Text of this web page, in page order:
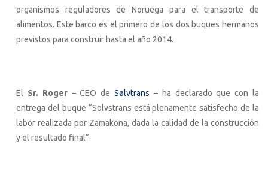
organismos reguladores de Noruega para el transporte de
alimentos. Este barco es el primero de los dos buques hermanos
previstos para construir hasta el año 2014.
El Sr. Roger– CEO deSølvtrans – ha declarado que con la
entrega del buque “Solvstrans está plenamente satisfecho de la
labor realizada por Zamakona, dada la calidad de la construcción
y el resultado final”.